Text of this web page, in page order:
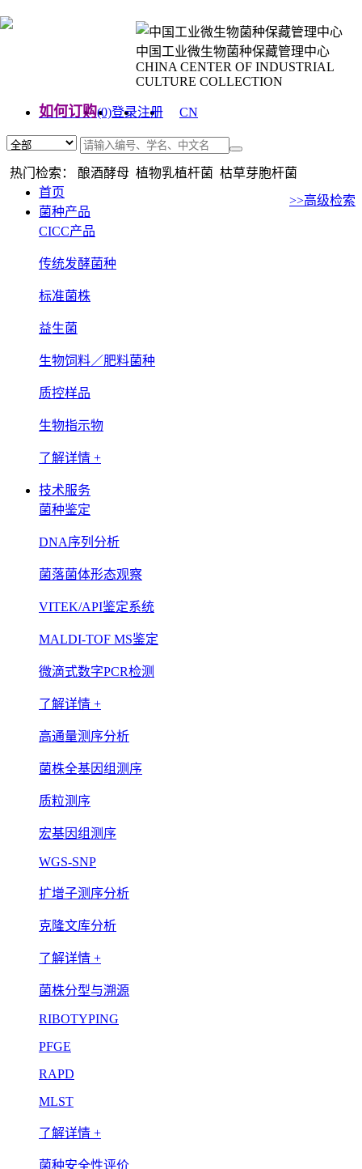
中国工业微生物菌种保藏管理中心
CHINA CENTER OF INDUSTRIAL
CULTURE COLLECTION
如何订购(0)登录注册
CN
热门检索： 酿酒酵母 植物乳植杆菌 枯草芽胞杆菌
>>高级检索
首页
菌种产品
CICC产品
传统发酵菌种
标准菌株
益生菌
生物饲料／肥料菌种
质控样品
生物指示物
了解详情 +
技术服务
菌种鉴定
DNA序列分析
菌落菌体形态观察
VITEK/API鉴定系统
MALDI-TOF MS鉴定
微滴式数字PCR检测
了解详情 +
高通量测序分析
菌株全基因组测序
质粒测序
宏基因组测序
WGS-SNP
扩增子测序分析
克隆文库分析
了解详情 +
菌株分型与溯源
RIBOTYPING
PFGE
RAPD
MLST
了解详情 +
菌种安全性评价